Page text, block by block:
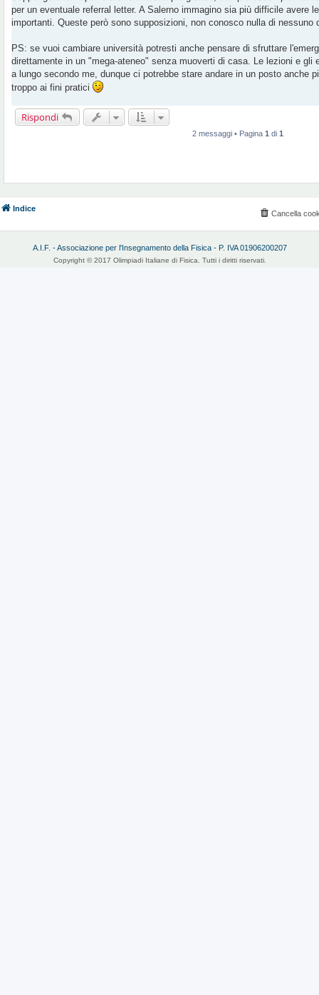
per un eventuale referral letter. A Salerno immagino sia più difficile avere
importanti. Queste però sono supposizioni, non conosco nulla di nessuno
PS: se vuoi cambiare università potresti anche pensare di sfruttare
direttamente in un "mega-ateneo" senza muoverti di casa. Le lezioni e gli
a lungo secondo me, dunque ci potrebbe stare andare in un posto anche
troppo ai fini pratici
Rispondi
2 messaggi • Pagina 1 di 1
Indice
Cancella
A.I.F. - Associazione per l'Insegnamento della Fisica - P. IVA 01906200207
Copyright © 2017 Olimpiadi Italiane di Fisica. Tutti i diritti riservati.